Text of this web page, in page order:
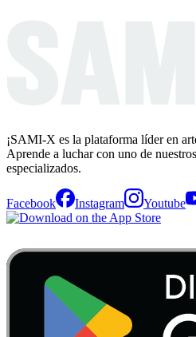
¡SAMI-X es la plataforma líder en
Aprende a luchar con uno de
especializados.
Facebook Instagram Youtube